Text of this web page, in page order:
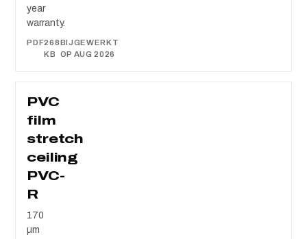
year
warranty.
PDF268
KB
BIJGEWERKT
OP AUG 2026
PVC
film
stretch
ceiling
PVC-
R
170
µm